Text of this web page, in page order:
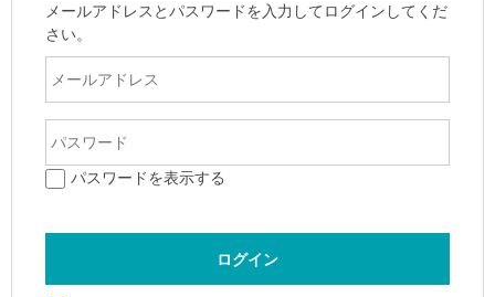
メールアドレスとパスワードを入力してログインしてくだ
さい。
パスワードを表示する